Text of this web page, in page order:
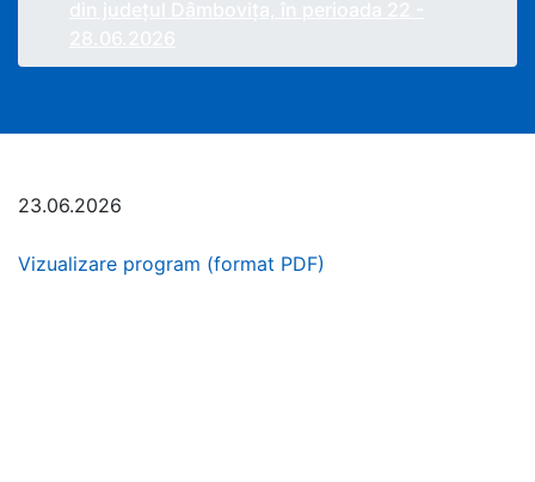
23.06.2026
Vizualizare program (format PDF)